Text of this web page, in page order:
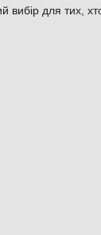
вибір для тих,